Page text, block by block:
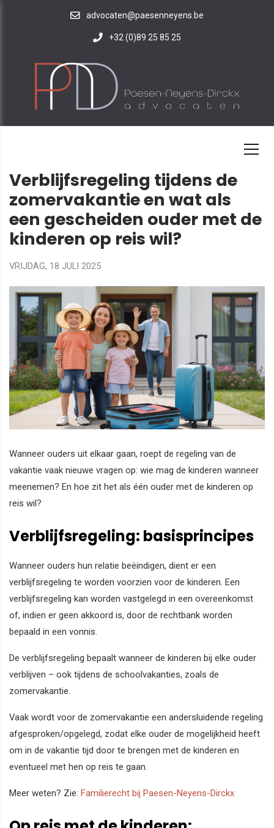
advocaten@paesenneyens.be
+32 (0)89 25 85 25
Verblijfsregeling tijdens de
zomervakantie en wat als
een gescheiden ouder met de
kinderen op reis wil?
VRIJDAG, 18 JULI 2025
Wanneer ouders uit elkaar gaan, roept de regeling van de
vakantie vaak nieuwe vragen op: wie mag de kinderen wanneer
meenemen? En hoe zit het als één ouder met de kinderen op
reis wil?
Verblijfsregeling: basisprincipes
Wanneer ouders hun relatie beëindigen, dient er een
verblijfsregeling te worden voorzien voor de kinderen. Een
verblijfsregeling kan worden vastgelegd in een overeenkomst
of, indien er geen akkoord is, door de rechtbank worden
bepaald in een vonnis.
De verblijfsregeling bepaalt wanneer de kinderen bij elke ouder
verblijven – ook tijdens de schoolvakanties, zoals de
zomervakantie.
Vaak wordt voor de zomervakantie een andersluidende regeling
afgesproken/opgelegd, zodat elke ouder de mogelijkheid heeft
om in de vakantie tijd door te brengen met de kinderen en
eventueel met hen op reis te gaan.
Meer weten? Zie: Familierecht bij Paesen-Neyens-Dirckx